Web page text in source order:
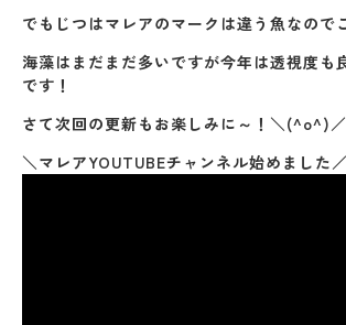
でもじつはマレアのマークは違う魚なの
海藻はまだまだ多いですが今年は透視度も
です！
さて次回の更新もお楽しみに～！＼(^o^)／
＼マレアYOUTUBEチャンネル始めました／